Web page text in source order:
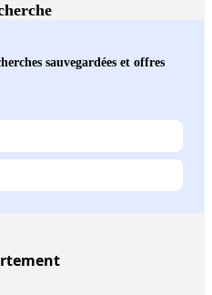
sauvegardées et offres